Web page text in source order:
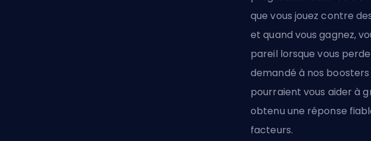
que vous jouez contre
et quand vous gagnez,
pareil lorsque vous
demandé à nos
pourraient vous aider à
obtenu une réponse
facteurs.